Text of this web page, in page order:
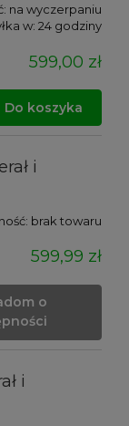
na wyczerpaniu
w: 24 godziny
599,00 zł
Do koszyka
i
brak towaru
599,99 zł
o
i